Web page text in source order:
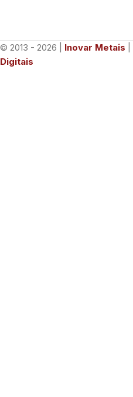
© 2013 - 2026 | Inovar Metais
Digitais